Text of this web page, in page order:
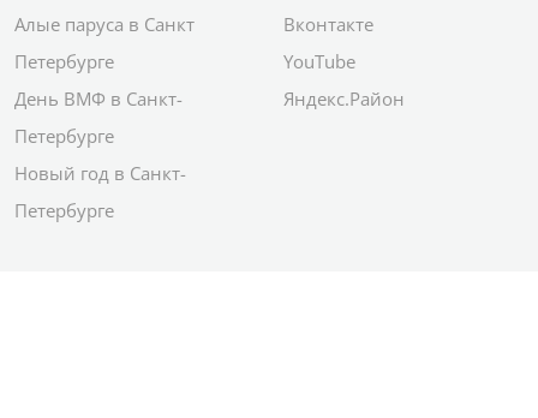
Алые паруса в Санкт
Петербурге
День ВМФ в Санкт-
Петербурге
Новый год в Санкт-
Петербурге
Вконтакте
YouTube
Яндекс.Район